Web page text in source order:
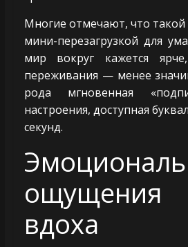
Многие отмечают, что
мини-перезагрузкой для
мир вокруг кажется
переживания — менее
рода мгновенная
настроения, доступная
секунд.
вдоха